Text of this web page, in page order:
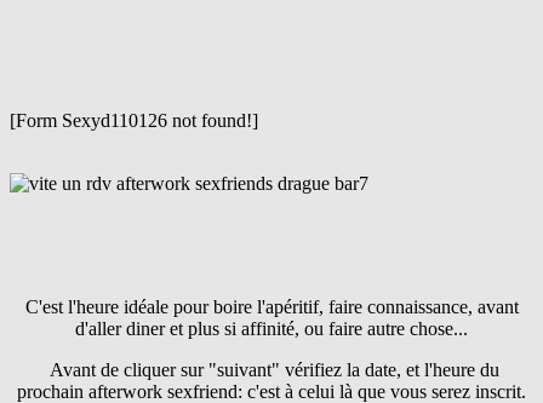
[Form Sexyd110126 not found!]
C'est l'heure idéale pour boire l'apéritif, faire connaissance, avant
d'aller diner et plus si affinité, ou faire autre chose...
Avant de cliquer sur "suivant" vérifiez la date, et l'heure du
prochain afterwork sexfriend: c'est à celui là que vous serez inscrit.